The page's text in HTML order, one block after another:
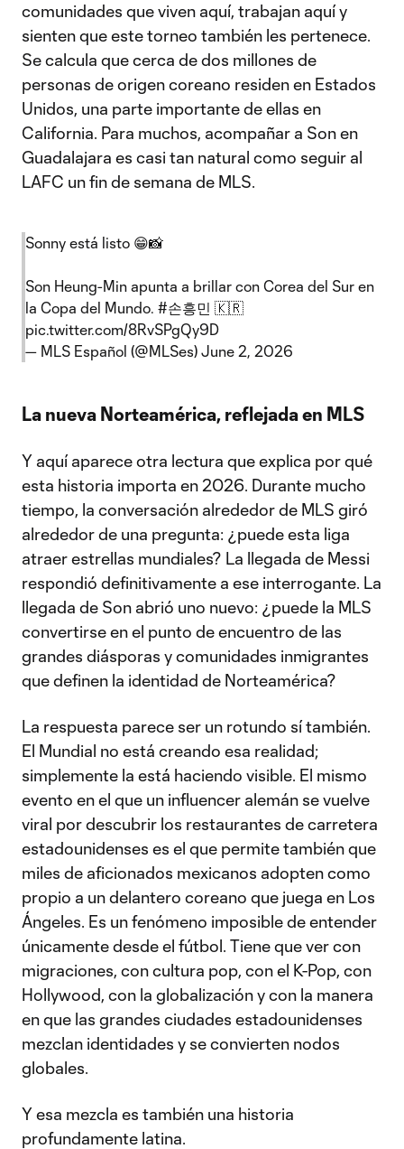
comunidades que viven aquí, trabajan aquí y
sienten que este torneo también les pertenece.
Se calcula que cerca de dos millones de
personas de origen coreano residen en Estados
Unidos, una parte importante de ellas en
California. Para muchos, acompañar a Son en
Guadalajara es casi tan natural como seguir al
LAFC un fin de semana de MLS.
Sonny está listo 😁📸
Son Heung-Min apunta a brillar con Corea del Sur en
la Copa del Mundo. #손흥민 🇰🇷
pic.twitter.com/8RvSPgQy9D
— MLS Español (@MLSes) June 2, 2026
La nueva Norteamérica, reflejada en MLS
Y aquí aparece otra lectura que explica por qué
esta historia importa en 2026. Durante mucho
tiempo, la conversación alrededor de MLS giró
alrededor de una pregunta: ¿puede esta liga
atraer estrellas mundiales? La llegada de Messi
respondió definitivamente a ese interrogante. La
llegada de Son abrió uno nuevo: ¿puede la MLS
convertirse en el punto de encuentro de las
grandes diásporas y comunidades inmigrantes
que definen la identidad de Norteamérica?
La respuesta parece ser un rotundo sí también.
El Mundial no está creando esa realidad;
simplemente la está haciendo visible. El mismo
evento en el que un influencer alemán se vuelve
viral por descubrir los restaurantes de carretera
estadounidenses es el que permite también que
miles de aficionados mexicanos adopten como
propio a un delantero coreano que juega en Los
Ángeles. Es un fenómeno imposible de entender
únicamente desde el fútbol. Tiene que ver con
migraciones, con cultura pop, con el K-Pop, con
Hollywood, con la globalización y con la manera
en que las grandes ciudades estadounidenses
mezclan identidades y se convierten nodos
globales.
Y esa mezcla es también una historia
profundamente latina.